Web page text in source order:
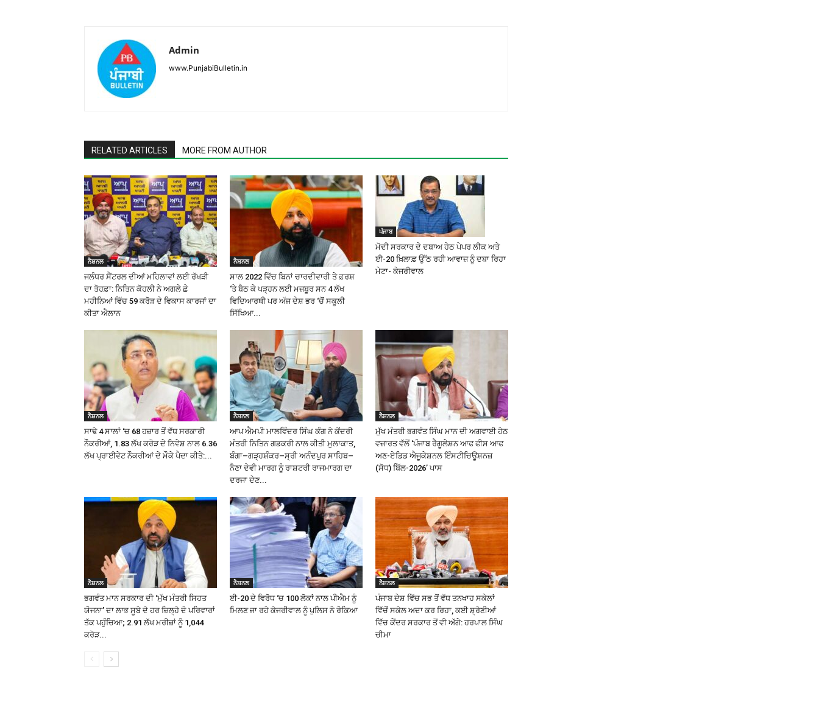
Admin
www.PunjabiBulletin.in
RELATED ARTICLES MORE FROM AUTHOR
ਨੈਸ਼ਨਲ
ਜਲੰਧਰ ਸੈਂਟਰਲ ਦੀਆਂ ਮਹਿਲਾਵਾਂ ਲਈ ਰੱਖੜੀ
ਦਾ ਤੋਹਫ਼ਾ: ਨਿਤਿਨ ਕੋਹਲੀ ਨੇ ਅਗਲੇ ਛੇ
ਮਹੀਨਿਆਂ ਵਿੱਚ ₹59 ਕਰੋੜ ਦੇ ਵਿਕਾਸ ਕਾਰਜਾਂ ਦਾ
ਕੀਤਾ ਐਲਾਨ
ਨੈਸ਼ਨਲ
ਸਾਲ 2022 ਵਿੱਚ ਬਿਨਾਂ ਚਾਰਦੀਵਾਰੀ ਤੇ ਫ਼ਰਸ਼
‘ਤੇ ਬੈਠ ਕੇ ਪੜ੍ਹਨ ਲਈ ਮਜ਼ਬੂਰ ਸਨ 4 ਲੱਖ
ਵਿਦਿਆਰਥੀ ਪਰ ਅੱਜ ਦੇਸ਼ ਭਰ ‘ਚੋਂ ਸਕੂਲੀ
ਸਿੱਖਿਆ...
ਪੰਜਾਬ
ਮੋਦੀ ਸਰਕਾਰ ਦੇ ਦਬਾਅ ਹੇਠ ਪੇਪਰ ਲੀਕ ਅਤੇ
ਈ-20 ਖ਼ਿਲਾਫ਼ ਉੱਠ ਰਹੀ ਆਵਾਜ਼ ਨੂੰ ਦਬਾ ਰਿਹਾ
ਮੇਟਾ- ਕੇਜਰੀਵਾਲ
ਨੈਸ਼ਨਲ
ਸਾਢੇ 4 ਸਾਲਾਂ ‘ਚ 68 ਹਜ਼ਾਰ ਤੋਂ ਵੱਧ ਸਰਕਾਰੀ
ਨੌਕਰੀਆਂ, 1.83 ਲੱਖ ਕਰੋੜ ਦੇ ਨਿਵੇਸ਼ ਨਾਲ 6.36
ਲੱਖ ਪ੍ਰਾਈਵੇਟ ਨੌਕਰੀਆਂ ਦੇ ਮੌਕੇ ਪੈਦਾ ਕੀਤੇ:...
ਨੈਸ਼ਨਲ
ਆਪ ਐਮਪੀ ਮਾਲਵਿੰਦਰ ਸਿੰਘ ਕੰਗ ਨੇ ਕੇਂਦਰੀ
ਮੰਤਰੀ ਨਿਤਿਨ ਗਡਕਰੀ ਨਾਲ ਕੀਤੀ ਮੁਲਾਕਾਤ,
ਬੰਗਾ–ਗੜ੍ਹਸ਼ੰਕਰ–ਸ੍ਰੀ ਅਨੰਦਪੁਰ ਸਾਹਿਬ–
ਨੈਣਾ ਦੇਵੀ ਮਾਰਗ ਨੂੰ ਰਾਸ਼ਟਰੀ ਰਾਜਮਾਰਗ ਦਾ
ਦਰਜਾ ਦੇਣ...
ਨੈਸ਼ਨਲ
ਮੁੱਖ ਮੰਤਰੀ ਭਗਵੰਤ ਸਿੰਘ ਮਾਨ ਦੀ ਅਗਵਾਈ ਹੇਠ
ਵਜ਼ਾਰਤ ਵੱਲੋਂ ‘ਪੰਜਾਬ ਰੈਗੂਲੇਸ਼ਨ ਆਫ ਫੀਸ ਆਫ
ਅਣ-ਏਡਿਡ ਐਜੂਕੇਸ਼ਨਲ ਇੰਸਟੀਚਿਊਸ਼ਨਜ਼
(ਸੋਧ) ਬਿੱਲ-2026’ ਪਾਸ
ਨੈਸ਼ਨਲ
ਭਗਵੰਤ ਮਾਨ ਸਰਕਾਰ ਦੀ ‘ਮੁੱਖ ਮੰਤਰੀ ਸਿਹਤ
ਯੋਜਨਾ’ ਦਾ ਲਾਭ ਸੂਬੇ ਦੇ ਹਰ ਜ਼ਿਲ੍ਹੇ ਦੇ ਪਰਿਵਾਰਾਂ
ਤੱਕ ਪਹੁੰਚਿਆ; 2.91 ਲੱਖ ਮਰੀਜ਼ਾਂ ਨੂੰ ₹1,044
ਕਰੋੜ...
ਨੈਸ਼ਨਲ
ਈ-20 ਦੇ ਵਿਰੋਧ ‘ਚ 100 ਲੋਕਾਂ ਨਾਲ ਪੀਐਮ ਨੂੰ
ਮਿਲਣ ਜਾ ਰਹੇ ਕੇਜਰੀਵਾਲ ਨੂੰ ਪੁਲਿਸ ਨੇ ਰੋਕਿਆ
ਨੈਸ਼ਨਲ
ਪੰਜਾਬ ਦੇਸ਼ ਵਿੱਚ ਸਭ ਤੋਂ ਵੱਧ ਤਨਖਾਹ ਸਕੇਲਾਂ
ਵਿੱਚੋਂ ਸਕੇਲ ਅਦਾ ਕਰ ਰਿਹਾ, ਕਈ ਸ਼੍ਰੇਣੀਆਂ
ਵਿੱਚ ਕੇਂਦਰ ਸਰਕਾਰ ਤੋਂ ਵੀ ਅੱਗੇ: ਹਰਪਾਲ ਸਿੰਘ
ਚੀਮਾ